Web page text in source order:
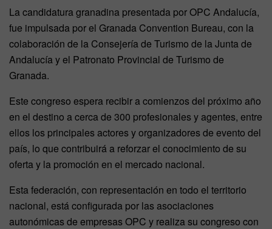
La candidatura granadina presentada por OPC Andalucía,
fue impulsada por el Granada Convention Bureau, con la
colaboración de la Consejería de Turismo de la Junta de
Andalucía y el Patronato Provincial de Turismo de
Granada.
Este congreso espera recibir a comienzos del próximo año
en el destino a cerca de 300 profesionales y agentes, entre
ellos los principales actores y organizadores de evento del
país, lo que contribuirá a reforzar el conocimiento de su
oferta y la promoción en el mercado nacional.
Esta federación, con representación en todo el territorio
nacional, está configurada por las asociaciones
autonómicas de empresas OPC y realiza su congreso con